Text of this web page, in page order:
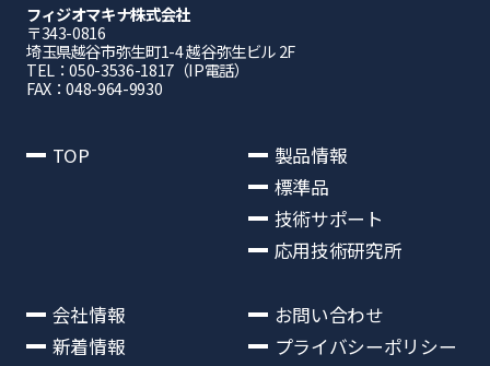
フィジオマキナ株式会社
〒343-0816
埼⽟県越⾕市弥⽣町1-4 越⾕弥⽣ビル 2F
TEL：050-3536-1817（IP電話）
FAX：048-964-9930
TOP
製品情報
標準品
技術サポート
応用技術研究所
会社情報
新着情報
お問い合わせ
プライバシーポリシー